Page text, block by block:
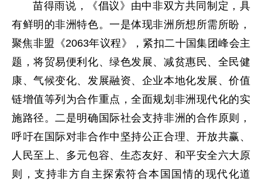
苗得雨说，《倡议》由中非双方共同制定，具
有鲜明的非洲特色。一是体现非洲所想所需所盼，
聚焦非盟《2063年议程》，紧扣二十国集团峰会主
题，将贸易便利化、绿色发展、减贫惠民、全民健
康、气候变化、发展融资、企业本地化发展、价值
链增值等列为合作重点，全面规划非洲现代化的实
施路径。二是明确国际社会支持非洲的合作原则，
呼吁在国际对非合作中坚持公正合理、开放共赢、
人民至上、多元包容、生态友好、和平安全六大原
则，支持非方自主探索符合本国国情的现代化道